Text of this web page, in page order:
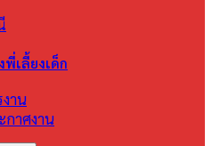
เลี้ยงเด็ก
าน
กาศงาน